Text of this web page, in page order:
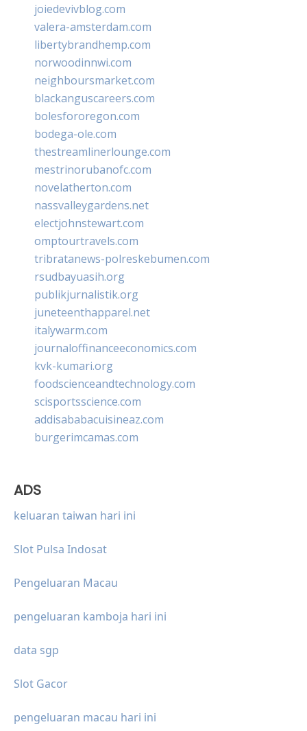
joiedevivblog.com
valera-amsterdam.com
libertybrandhemp.com
norwoodinnwi.com
neighboursmarket.com
blackanguscareers.com
bolesfororegon.com
bodega-ole.com
thestreamlinerlounge.com
mestrinorubanofc.com
novelatherton.com
nassvalleygardens.net
electjohnstewart.com
omptourtravels.com
tribratanews-polreskebumen.com
rsudbayuasih.org
publikjurnalistik.org
juneteenthapparel.net
italywarm.com
journaloffinanceeconomics.com
kvk-kumari.org
foodscienceandtechnology.com
scisportsscience.com
addisababacuisineaz.com
burgerimcamas.com
ADS
keluaran taiwan hari ini
Slot Pulsa Indosat
Pengeluaran Macau
pengeluaran kamboja hari ini
data sgp
Slot Gacor
pengeluaran macau hari ini